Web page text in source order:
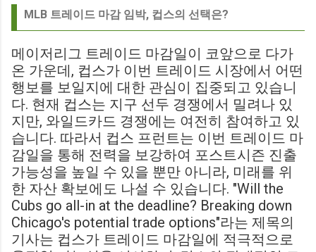
MLB 트레이드 마감 임박, 컵스의 선택은?
메이저리그 트레이드 마감일이 코앞으로 다가
온 가운데, 컵스가 이번 트레이드 시장에서 어떤
행보를 보일지에 대한 관심이 집중되고 있습니
다. 현재 컵스는 지구 선두 경쟁에서 밀려나 있
지만, 와일드카드 경쟁에는 여전히 참여하고 있
습니다. 따라서 컵스 프런트는 이번 트레이드 마
감일을 통해 전력을 보강하여 포스트시즌 진출
가능성을 높일 수 있을 뿐만 아니라, 미래를 위
한 자산 확보에도 나설 수 있습니다. "Will the
Cubs go all-in at the deadline? Breaking down
Chicago's potential trade options"라는 제목의
기사는 컵스가 트레이드 마감일에 적극적으로